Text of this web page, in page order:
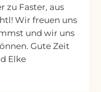
zu Faster, aus
Wir freuen uns
und wir uns
Gute Zeit
Elke